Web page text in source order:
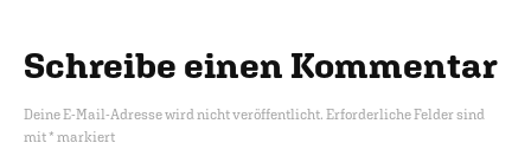
Schreibe einen Kommentar
Deine E-Mail-Adresse wird nicht veröffentlicht. Erforderliche Felder sind
mit* markiert